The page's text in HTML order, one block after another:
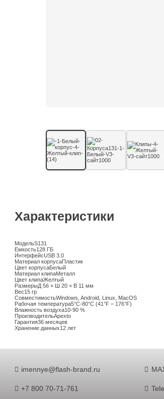
Характеристики
МодельS131
Емкость128 ГБ
ИнтерфейсUSB 3.0
Материал корпусаПластик
Цвет корпусаБелый
Материал клипаМеталл
Цвет клипаЖелтый
РазмерыД 56 × Ш 20 × В 11 мм
Вес15 гр
СовместимостьWindows, Android, Linux, MacOS
Рабочая температура5°C-80°C (41°F – 176°F)
Влажность воздуха10-90 %
ПроизводительApexto
Гарантия36 месяцев
Хранение данных12 лет
imennye@flash-brand.ru
+7 800 70-71-761